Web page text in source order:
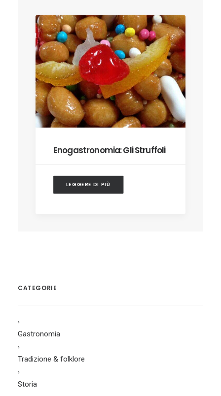
Enogastronomia: Gli Struffoli
LEGGERE DI PIÙ
CATEGORIE
Gastronomia
Tradizione & folklore
Storia